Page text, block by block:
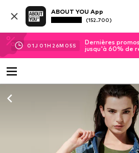
ABOUT YOU App
(152.700)
01J 01H 26M 05S
Dernières
jusqu'à 60% de